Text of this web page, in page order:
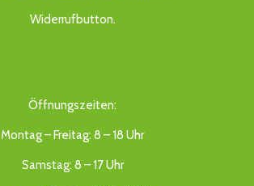
Widerrufbutton.
Öffnungszeiten:
Montag – Freitag: 8 – 18 Uhr
Samstag: 8 – 17 Uhr